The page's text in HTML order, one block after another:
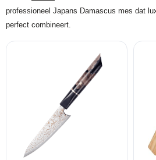
professioneel Japans Damascus mes dat
perfect combineert.